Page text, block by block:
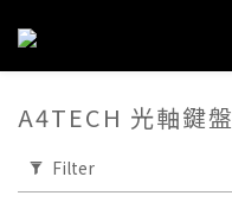
A4TECH 光軸鍵盤
Filter